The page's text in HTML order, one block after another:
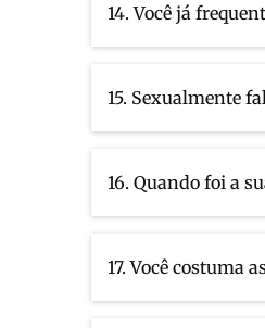
14. Você já
15. Sexualmente
16. Quando foi a
17. Você costuma